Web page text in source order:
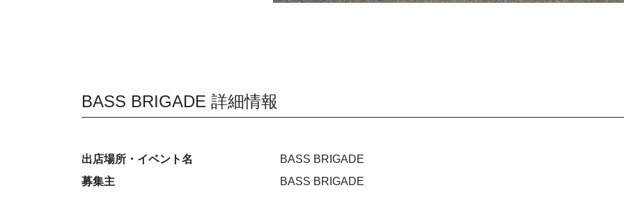
BASS BRIGADE 詳細情報
出店場所・イベント名
BASS BRIGADE
募集主
BASS BRIGADE